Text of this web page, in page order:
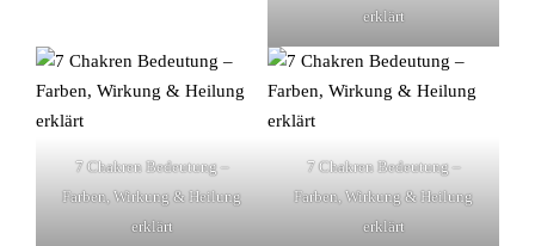
erklärt
7 Chakren Bedeutung –
Farben, Wirkung & Heilung
erklärt
7 Chakren Bedeutung –
Farben, Wirkung & Heilung
erklärt